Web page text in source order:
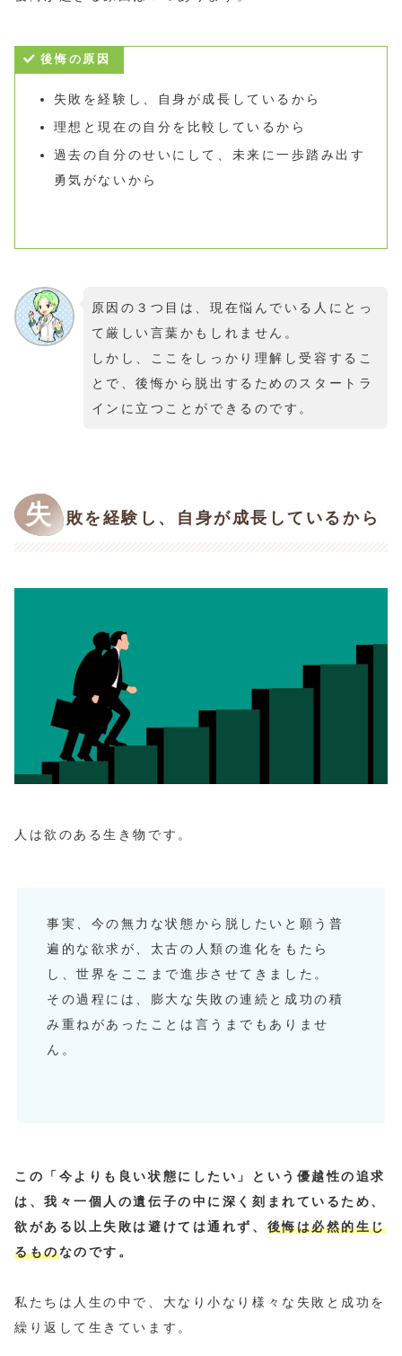
後悔の原因
失敗を経験し、自身が成長しているから
理想と現在の自分を比較しているから
過去の自分のせいにして、未来に一歩踏み出す
勇気がないから
原因の３つ目は、現在悩んでいる人にとっ
て厳しい言葉かもしれません。
しかし、ここをしっかり理解し受容するこ
とで、後悔から脱出するためのスタートラ
インに立つことができるのです。
失 敗を経験し、自身が成長しているから
人は欲のある生き物です。
事実、今の無力な状態から脱したいと願う普
遍的な欲求が、太古の人類の進化をもたら
し、世界をここまで進歩させてきました。
その過程には、膨大な失敗の連続と成功の積
み重ねがあったことは言うまでもありませ
ん。
この「今よりも良い状態にしたい」という優越性の追求
は、我々一個人の遺伝子の中に深く刻まれているため、
欲がある以上失敗は避けては通れず、 後悔は必然的生じ
るものなのです。
私たちは人生の中で、大なり小なり様々な失敗と成功を
繰り返して生きています。